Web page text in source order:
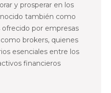
y prosperar en los
también como
por empresas
brokers, quienes
esenciales entre los
financieros